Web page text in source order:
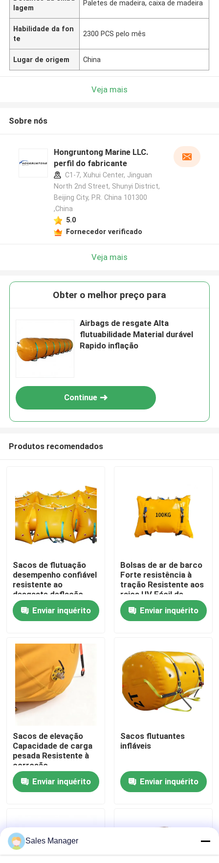
Casa
Produtos
Vídeos
Quem Somos
Fábrica
Controle de Qualidade
Pedir um orçamento
Airbags de salvamento marítimo
Bolsas de ar infláveis marinhas
lagem
Paletes de madeira, caixa de madeira
Habilidade da fon
te
2300 PCS pelo mês
Lugar de origem China
Veja mais
Sobre nós
Hongruntong Marine LLC.
perfil do fabricante
C1-7, Xuhui Center, Jinguan
North 2nd Street, Shunyi District,
Beijing City, P.R. China 101300
,China
5.0
Fornecedor verificado
Veja mais
Obter o melhor preço para
Airbags de resgate Alta
flutuabilidade Material durável
Rapido inflação
Continue
Produtos recomendados
Sacos de flutuação
desempenho confiável
resistente ao
desgaste deflação
rápida
Enviar inquérito
Bolsas de ar de barco
Forte resistência à
tração Resistente aos
raios UV Fácil de
implantar
Enviar inquérito
Sacos de elevação
Capacidade de carga
pesada Resistente à
corrosão
Armazenamento
compactoEnviar inquérito
Sacos flutuantes
infláveis
Enviar inquérito
Sales Manager